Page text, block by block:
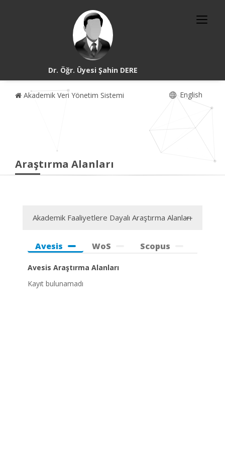
Dr. Öğr. Üyesi Şahin DERE
Akademik Veri Yönetim Sistemi English
Araştırma Alanları
Akademik Faaliyetlere Dayalı Araştırma Alanları
Avesis WoS Scopus
Avesis Araştırma Alanları
Kayıt bulunamadı